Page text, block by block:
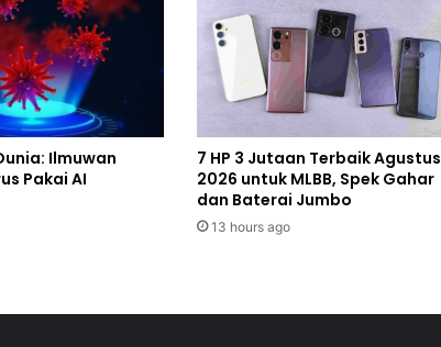
Ilmuwan
Pakai AI
7 HP 3 Jutaan Terbaik Agustus
2026 untuk MLBB, Spek Gahar
dan Baterai Jumbo
13 hours ago